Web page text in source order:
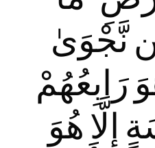
نَّجْوَىٰ
رَابِعُهُمْ
إِلَّا هُوَ